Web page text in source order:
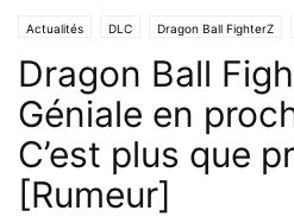
Actualités DLC Dragon Ball FighterZ
Dragon Ball
Géniale en
C’est plus que
[Rumeur]